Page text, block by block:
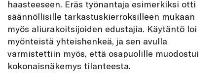
haasteeseen. Eräs työnantaja esimerkiksi otti
säännöllisille tarkastuskierroksilleen mukaan
myös aliurakoitsijoiden edustajia. Käytäntö loi
myönteistä yhteishenkeä, ja sen avulla
varmistettiin myös, että osapuolille muodostui
kokonaisnäkemys tilanteesta.